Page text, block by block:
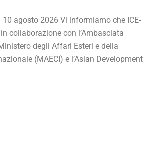
agosto 2026 Vi informiamo che ICE-
collaborazione con l’Ambasciata
degli Affari Esteri e della
(MAECI) e l’Asian Development